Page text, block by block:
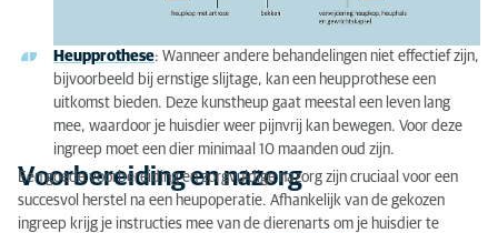
Heupprothese: Wanneer andere behandelingen niet effectief zijn,
bijvoorbeeld bij ernstige slijtage, kan een heupprothese een
uitkomst bieden. Deze kunstheup gaat meestal een leven lang
mee, waardoor je huisdier weer pijnvrij kan bewegen. Voor deze
ingreep moet een dier minimaal 10 maanden oud zijn.
Voorbereiding en nazorg
Een goede voorbereiding en zorgvuldige nazorg zijn cruciaal voor een
succesvol herstel na een heupoperatie. Afhankelijk van de gekozen
ingreep krijg je instructies mee van de dierenarts om je huisdier te